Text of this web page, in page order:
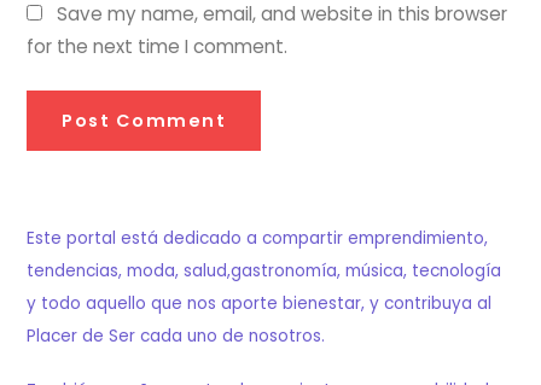
Save my name, email, and website in this browser
for the next time I comment.
Este portal está dedicado a compartir emprendimiento,
tendencias, moda, salud,gastronomía, música, tecnología
y todo aquello que nos aporte bienestar, y contribuya al
Placer de Ser cada uno de nosotros.